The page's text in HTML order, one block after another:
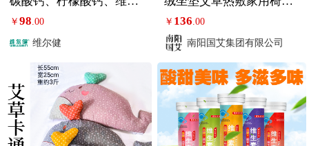
素D3
￥98 .00
维尔健
发热坐垫
￥ 136 .00
南阳国艾集团有限公司